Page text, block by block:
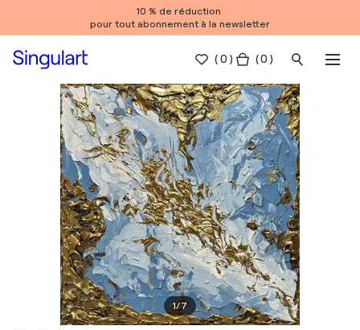
10 % de réduction
pour tout abonnement à la newsletter
(0 ) ( 0 )
1/7